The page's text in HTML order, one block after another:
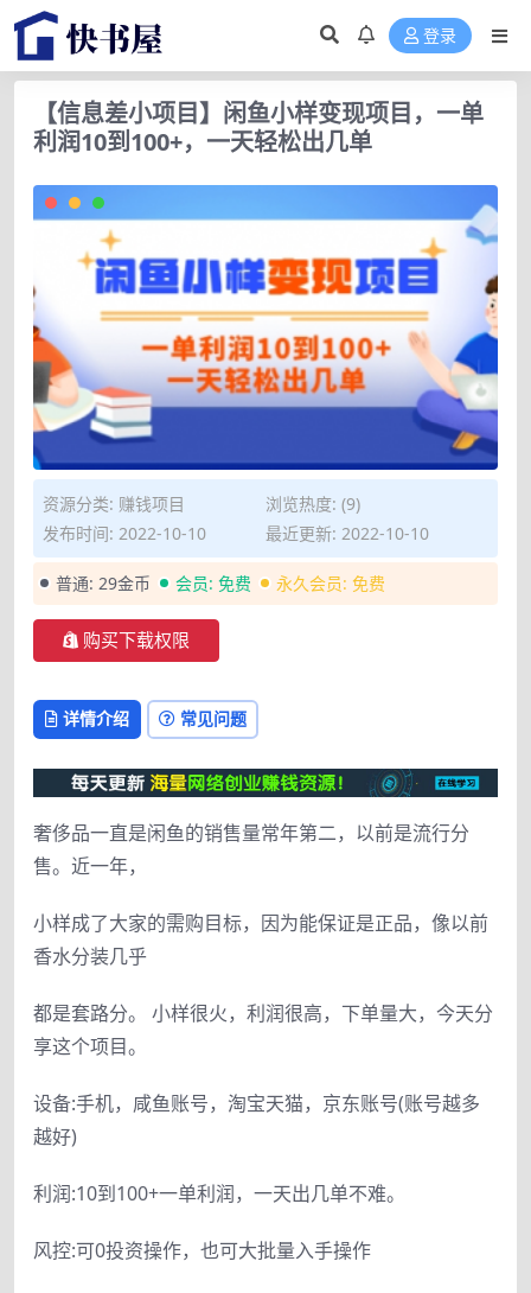
登录
【信息差小项目】闲鱼小样变现项目，一单
利润10到100+，一天轻松出几单
资源分类: 赚钱项目
浏览热度: (9)
发布时间: 2022-10-10
最近更新: 2022-10-10
普通: 29金币 会员: 免费 永久会员: 免费
购买下载权限
详情介绍 常见问题
奢侈品一直是闲鱼的销售量常年第二，以前是流行分
售。近一年，
小样成了大家的需购目标，因为能保证是正品，像以前
香水分装几乎
都是套路分。 小样很火，利润很高，下单量大，今天分
享这个项目。
设备:手机，咸鱼账号，淘宝天猫，京东账号(账号越多
越好)
利润:10到100+一单利润，一天出几单不难。
风控:可0投资操作，也可大批量入手操作